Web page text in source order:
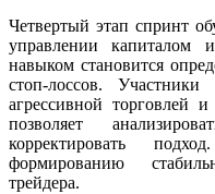
Четвертый этап спринт
управлении
навыком становится
стоп-лоссов.
агрессивной торговлей
позволяет
корректировать
формированию
трейдера.